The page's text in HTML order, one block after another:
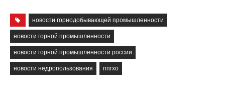
новости горнодобывающей промышленности
новости горной промышленности
новости горной промышленности россии
новости недропользования ппгхо